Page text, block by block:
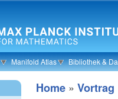
Manifold Atlas Bibliothek &
Home » Vortrag